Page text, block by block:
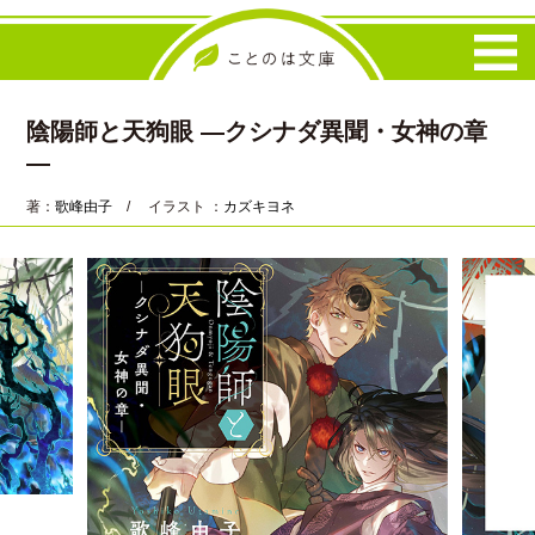
陰陽師と天狗眼 ―クシナダ異聞・女神の章
―
著：歌峰由子 / イラスト ： カズキヨネ